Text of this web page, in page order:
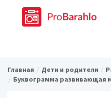
Главная Дети и родители
Буквограмма развивающая